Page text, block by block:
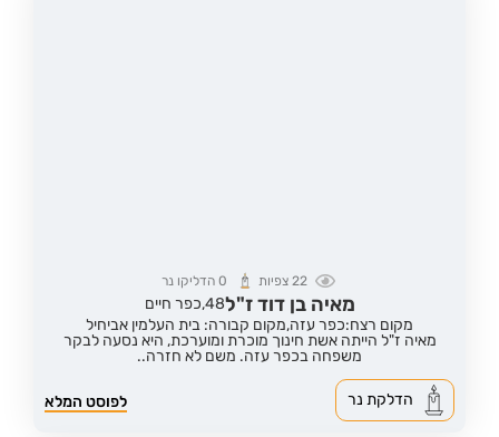
22 צפיות 0הדליקו נר
מאיה בן דוד ז"ל48, כפר חיים
מקום רצח:כפר עזה,מקום קבורה: בית העלמין אביחיל
מאיה ז"ל הייתה אשת חינוך מוכרת ומוערכת, היא נסעה לבקר
משפחה בכפר עזה. משם לא חזרה..
לפוסט המלא הדלקת נר